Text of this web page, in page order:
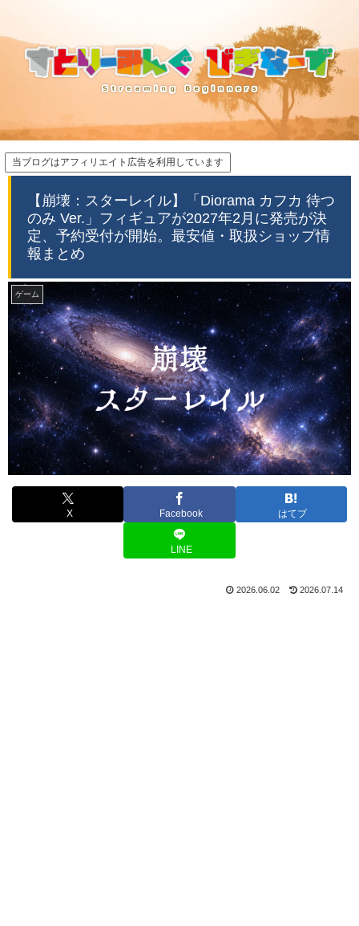
当ブログはアフィリエイト広告を利用しています
【崩壊：スターレイル】「Diorama カフカ 待つ
のみ Ver.」フィギュアが2027年2月に発売が決
定、予約受付が開始。最安値・取扱ショップ情
報まとめ
ゲーム
X Facebook はてブ
LINE
2026.06.02 2026.07.14